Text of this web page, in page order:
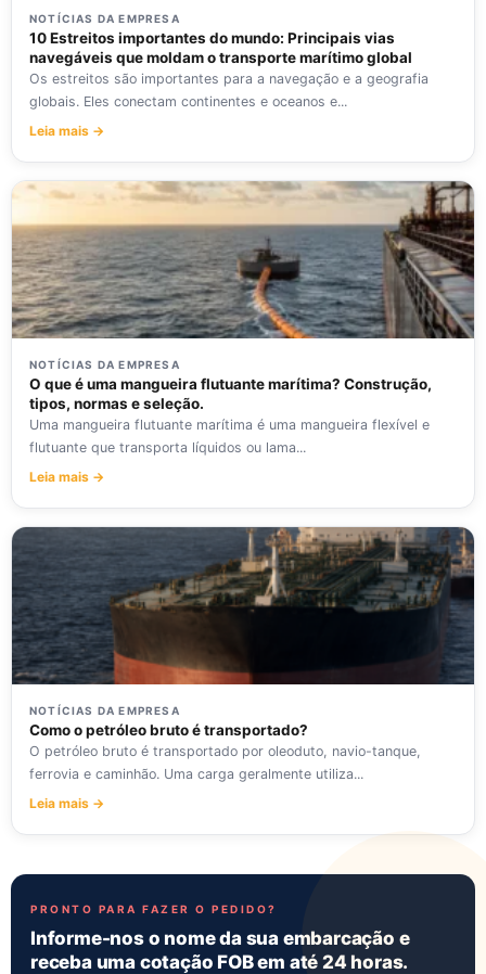
NOTÍCIAS DA EMPRESA
10 Estreitos importantes do mundo: Principais vias
navegáveis que moldam o transporte marítimo global
Os estreitos são importantes para a navegação e a geografia
globais. Eles conectam continentes e oceanos e...
Leia mais →
NOTÍCIAS DA EMPRESA
O que é uma mangueira flutuante marítima? Construção,
tipos, normas e seleção.
Uma mangueira flutuante marítima é uma mangueira flexível e
flutuante que transporta líquidos ou lama...
Leia mais →
NOTÍCIAS DA EMPRESA
Como o petróleo bruto é transportado?
O petróleo bruto é transportado por oleoduto, navio-tanque,
ferrovia e caminhão. Uma carga geralmente utiliza...
Leia mais →
PRONTO PARA FAZER O PEDIDO?
Informe-nos o nome da sua embarcação e
receba uma cotação FOB em até 24 horas.